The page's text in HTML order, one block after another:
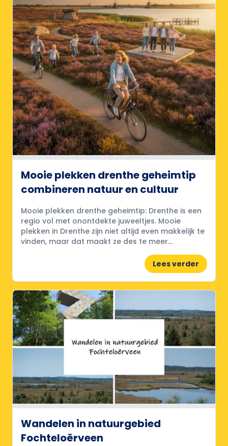
Mooie plekken drenthe geheimtip
combineren natuur en cultuur
Mooie plekken drenthe geheimtip: Drenthe is een
regio vol met onontdekte juweeltjes. Mooie
plekken in Drenthe zijn niet altijd even makkelijk te
vinden, maar dat maakt ze des te meer...
Lees verder
Wandelen in natuurgebied
Fochteloërveen